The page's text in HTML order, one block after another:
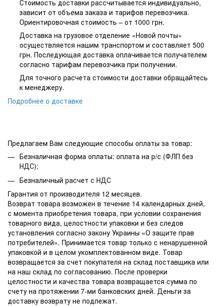
Стоимость доставки рассчитывается индивидуально,
зависит от объема заказа и тарифов перевозчика.
Ориентировочная стоимость – от 1000 грн.
Доставка на грузовое отделение «Новой почты»
осуществляется нашим транспортом и составляет 500
грн. Последующая доставка оплачивается получателем
согласно тарифам перевозчика при получении.
Для точного расчета стоимости доставки обращайтесь
к менеджеру.
Подробнее о доставке
Предлагаем Вам следующие способы оплаты за товар:
Безналичная форма оплаты: оплата на р/с (ФЛП без
НДС);
Безналичный расчет с НДС
Гарантия от производителя 12 месяцев.
Возврат товара возможен в течение 14 календарных дней,
с момента приобретения товара, при условии сохранения
товарного вида, целостности упаковки и без следов
установления согласно закону Украины «О защите прав
потребителей». Принимается товар только с ненарушенной
упаковкой и в целом укомплектованном виде. Товар
возвращается за счет покупателя на склад поставщика или
на наш склад по согласованию. После проверки
целостности и качества товара возвращается сумма по
счету на протяжении 7-ми банковских дней. Деньги за
доставку возврату не подлежат.